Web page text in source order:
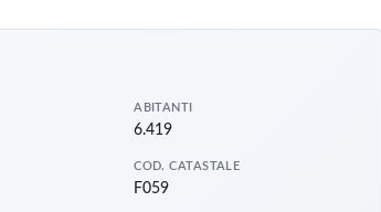
ABITANTI
6.419
COD. CATASTALE
F059